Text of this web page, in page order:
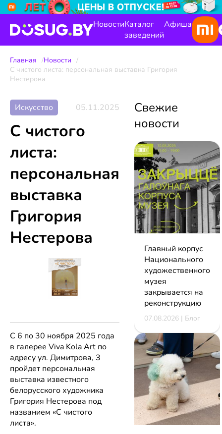
НовостиКаталог
заведений
Афиша
Главная
Новости
С чистого листа: персональная выставка Григория
Нестерова
Искусство 05.11.2025
С чистого
листа:
персональная
выставка
Григория
Нестерова
С 6 по 30 ноября 2025 года
в галерее Viva Kola Art по
адресу ул. Димитрова, 3
пройдет персональная
выставка известного
белорусского художника
Григория Нестерова под
названием «С чистого
листа».
Свежие
новости
Главный корпус
Национального
художественного
музея
закрывается на
реконструкцию
07.08.2026 | Блог